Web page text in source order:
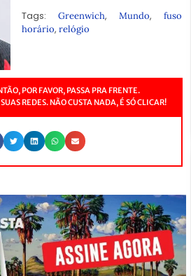
Tags: Greenwich, Mundo, fuso
horário, relógio
POR FAVOR, PASSA PRA FRENTE.
REDES. NÃO CUSTA NADA, É SÓ CLICAR!